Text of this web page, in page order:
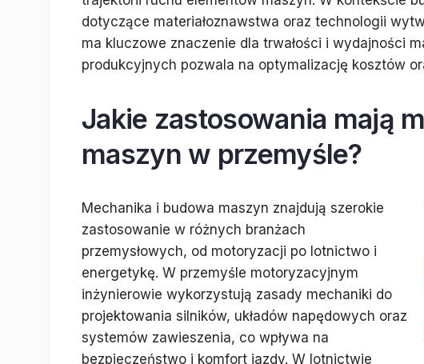
dotyczące materiałoznawstwa oraz technologii
ma kluczowe znaczenie dla trwałości i wydajności
produkcyjnych pozwala na optymalizację kosztów
Jakie zastosowania mają
maszyn w przemyśle?
Mechanika i budowa maszyn znajdują szerokie
zastosowanie w różnych branżach
przemysłowych, od motoryzacji po lotnictwo i
energetykę. W przemyśle motoryzacyjnym
inżynierowie wykorzystują zasady mechaniki do
projektowania silników, układów napędowych oraz
systemów zawieszenia, co wpływa na
bezpieczeństwo i komfort jazdy. W lotnictwie